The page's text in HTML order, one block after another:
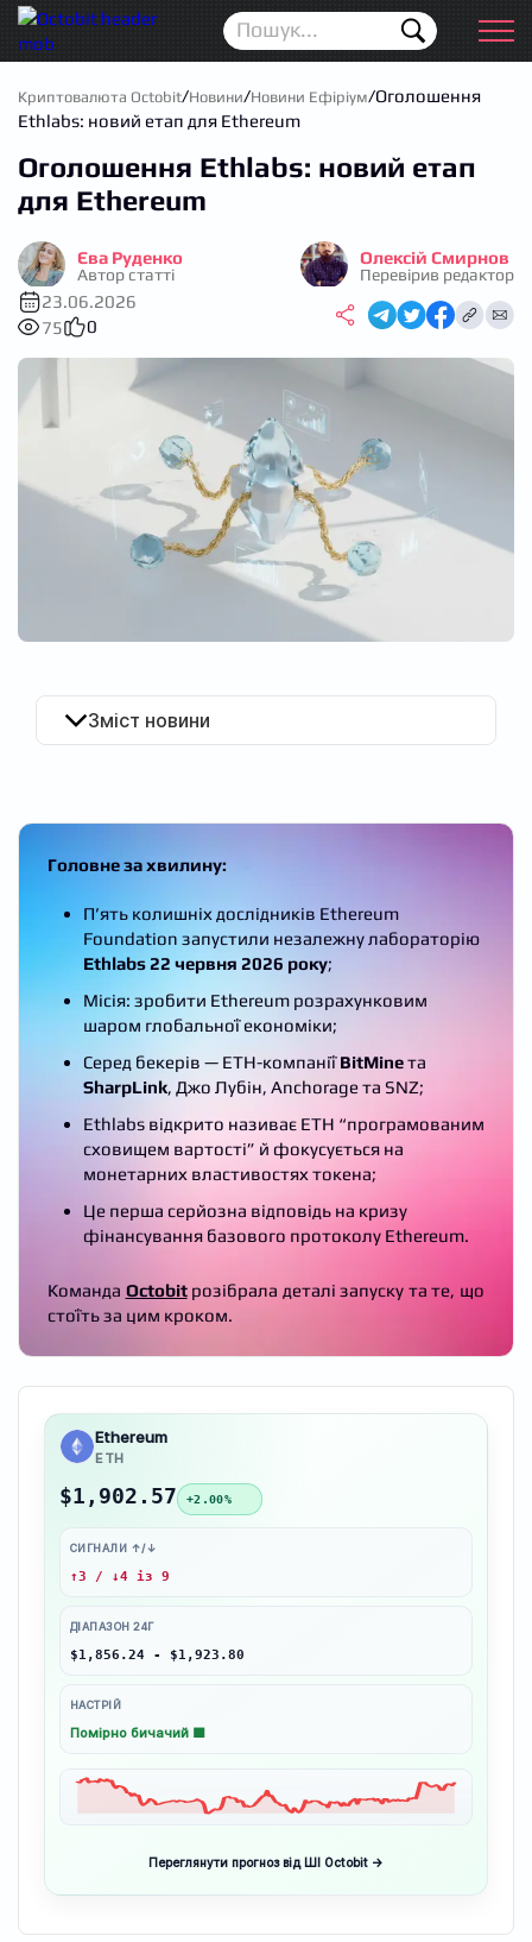
Новини
Для початківців
Криптовалюта
Біржі
Трейдинг
Гаманці
Проп трейдинг
Календар ICO
Прогноз цін
Криптовалюта Octobit/Новини/Новини Ефіріум/Оголошення
Ethlabs: новий етап для Ethereum
Оголошення Ethlabs: новий етап
для Ethereum
Єва Руденко
Автор статті
Олексій Смирнов
Перевірив редактор
23.06.2026
75
0
Зміст новини
Головне за хвилину:
П’ять колишніх дослідників Ethereum
Foundation запустили незалежну лабораторію
Ethlabs22 червня 2026 року;
Місія: зробити Ethereum розрахунковим
шаром глобальної економіки;
Серед бекерів — ETH-компаніїBitMineта
SharpLink, Джо Лубін, Anchorage та SNZ;
Ethlabs відкрито називає ETH “програмованим
сховищем вартості” й фокусується на
монетарних властивостях токена;
Це перша серйозна відповідь на кризу
фінансування базового протоколу Ethereum.
Команда Octobitрозібрала деталі запуску та те, що
стоїть за цим кроком.
Ethereum
ETH
$1,902.57 +2.00%
СИГНАЛИ ↑/↓
↑3 / ↓4 із 9
ДІАПАЗОН 24Г
$1,856.24 - $1,923.80
НАСТРІЙ
Помірно бичачий 🟩
Переглянути прогноз від ШІ Octobit →